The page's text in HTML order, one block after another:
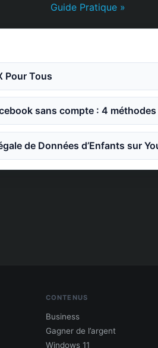
Guide Pratique »
Pour Tous
sans compte : 4
de Données d’Enfants sur
CONTENUS
Business
Gagner de l’argent
Windows 11